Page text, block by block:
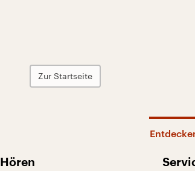
Zur Startseite
Hören